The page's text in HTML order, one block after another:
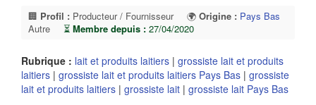
🏢 Profil : Producteur / Fournisseur 🌍 Origine : Pays Bas
Autre
⏳ Membre depuis : 27/04/2020
Rubrique : lait et produits laitiers | grossiste lait et produits
laitiers | grossiste lait et produits laitiers Pays Bas | grossiste
lait et produits laitiers | grossiste lait | grossiste lait Pays Bas